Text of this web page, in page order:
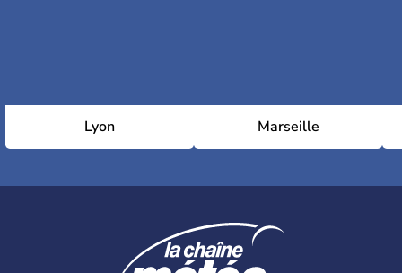
Lyon Marseille